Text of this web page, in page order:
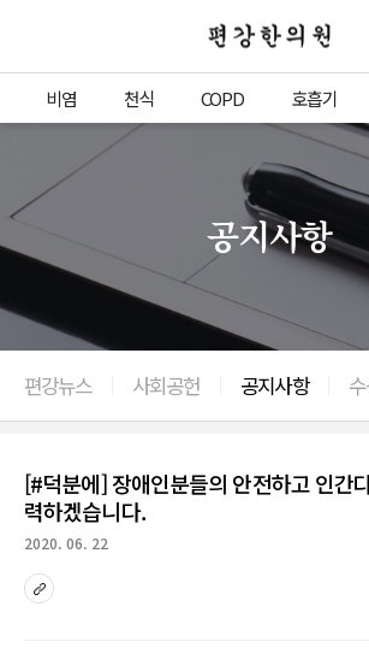
편강한의원
비염 천식 COPD 호흡기
공지사항
편강뉴스 사회공헌 공지사항
[#덕분에] 장애인분들의 안전하고 인간
력하겠습니다.
2020. 06. 22
sns